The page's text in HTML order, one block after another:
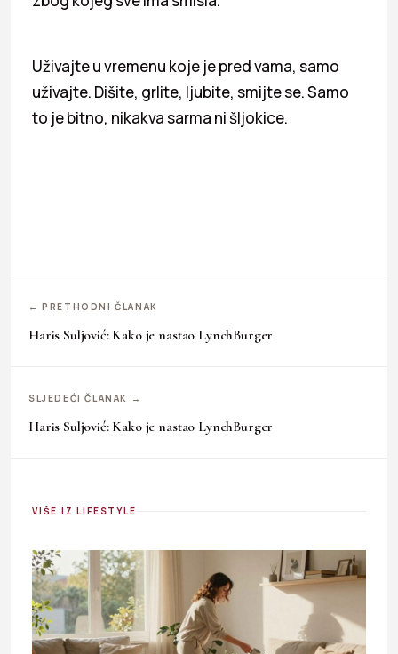
Uživajte u vremenu koje je pred vama, samo
uživajte. Dišite, grlite, ljubite, smijte se. Samo
to je bitno, nikakva sarma ni šljokice.
← PRETHODNI ČLANAK
Haris Suljović: Kako je nastao LynchBurger
SLJEDEĆI ČLANAK →
Haris Suljović: Kako je nastao LynchBurger
VIŠE IZ LIFESTYLE